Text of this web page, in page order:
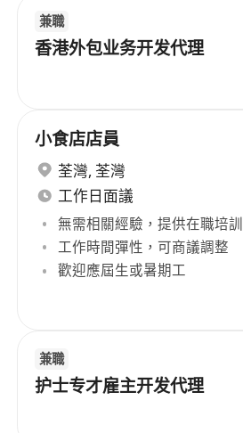
兼職
香港外包业务开发代理
小食店店員
荃灣, 荃灣
工作日面議
無需相關經驗，提供在職培訓
工作時間彈性，可商議調整
歡迎應屆生或暑期工
兼職
护士专才雇主开发代理